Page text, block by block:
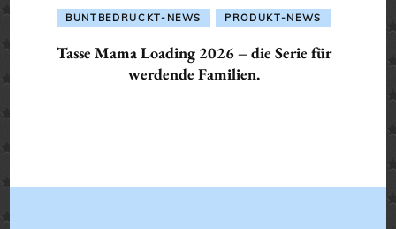
BUNTBEDRUCKT-NEWS PRODUKT-NEWS
Tasse Mama Loading 2026 – die Serie für
werdende Familien.